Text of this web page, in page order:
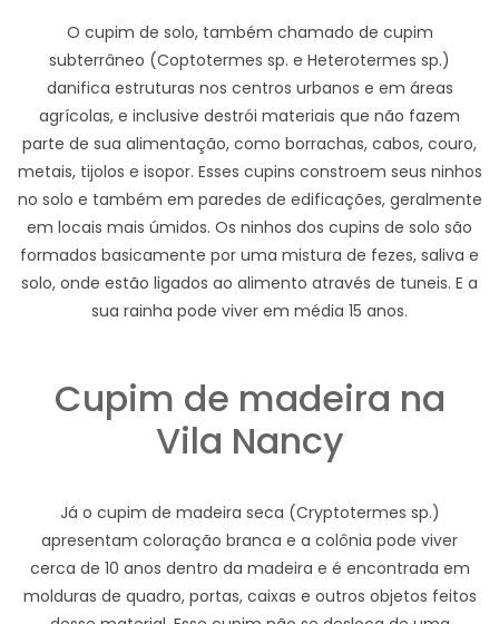
O cupim de solo, também chamado de cupim
subterrâneo (Coptotermes sp. e Heterotermes sp.)
danifica estruturas nos centros urbanos e em áreas
agrícolas, e inclusive destrói materiais que não fazem
parte de sua alimentação, como borrachas, cabos, couro,
metais, tijolos e isopor. Esses cupins constroem seus ninhos
no solo e também em paredes de edificações, geralmente
em locais mais úmidos. Os ninhos dos cupins de solo são
formados basicamente por uma mistura de fezes, saliva e
solo, onde estão ligados ao alimento através de tuneis. E a
sua rainha pode viver em média 15 anos.
Cupim de madeira na
Vila Nancy
Já o cupim de madeira seca (Cryptotermes sp.)
apresentam coloração branca e a colônia pode viver
cerca de 10 anos dentro da madeira e é encontrada em
molduras de quadro, portas, caixas e outros objetos feitos